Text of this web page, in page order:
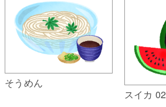
そうめん
スイカ 02